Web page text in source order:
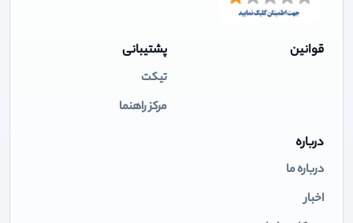
قوانین پشتیبانی
تیکت
مرکز راهنما
درباره
درباره ما
اخبار